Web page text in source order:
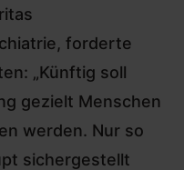
forderte
„Künftig soll
gezielt Menschen
werden. Nur so
sichergestellt